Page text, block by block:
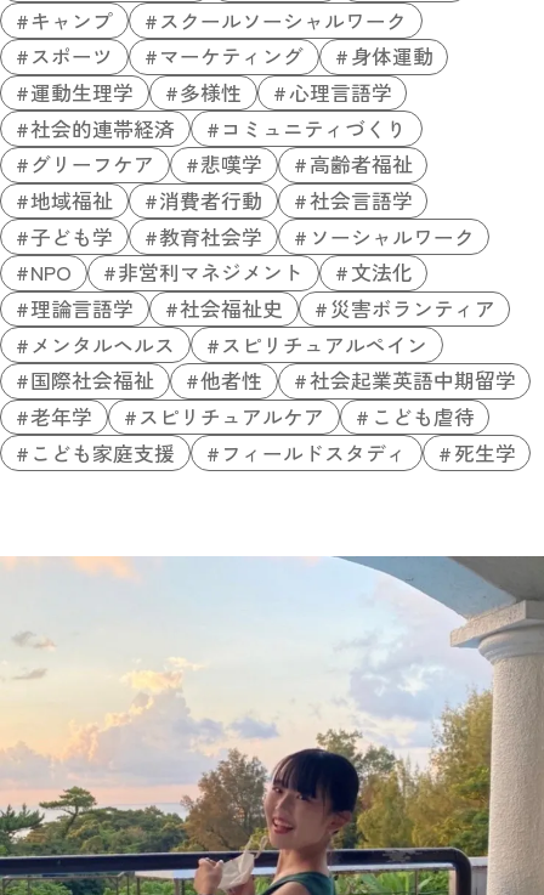
キャンプ
スクールソーシャルワーク
スポーツ
マーケティング
身体運動
運動生理学
多様性
心理言語学
社会的連帯経済
コミュニティづくり
グリーフケア
悲嘆学
高齢者福祉
地域福祉
消費者行動
社会言語学
子ども学
教育社会学
ソーシャルワーク
NPO
非営利マネジメント
文法化
理論言語学
社会福祉史
災害ボランティア
メンタルヘルス
スピリチュアルペイン
国際社会福祉
他者性
社会起業英語中期留学
老年学
スピリチュアルケア
こども虐待
こども家庭支援
フィールドスタディ 死生学